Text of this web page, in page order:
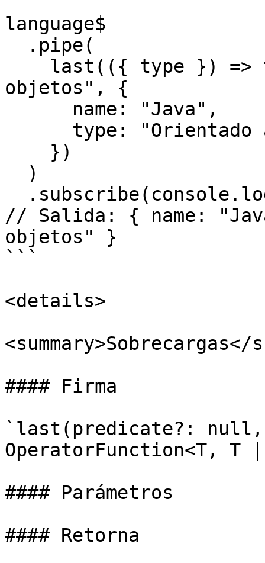
language$
objetos", {
// Salida: { name:
objetos" }
```
<details>
<summary>Sobrecargas</
#### Firma
`last(predicate?:
OperatorFunction<T, T
#### Parámetros
#### Retorna